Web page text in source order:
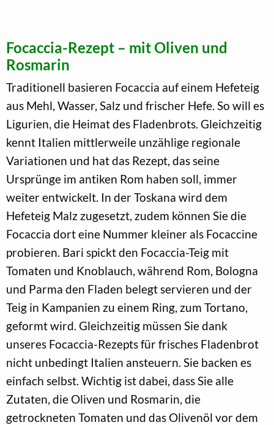
Focaccia-Rezept – mit Oliven und
Rosmarin
Traditionell basieren Focaccia auf einem Hefeteig
aus Mehl, Wasser, Salz und frischer Hefe. So will es
Ligurien, die Heimat des Fladenbrots. Gleichzeitig
kennt Italien mittlerweile unzählige regionale
Variationen und hat das Rezept, das seine
Ursprünge im antiken Rom haben soll, immer
weiter entwickelt. In der Toskana wird dem
Hefeteig Malz zugesetzt, zudem können Sie die
Focaccia dort eine Nummer kleiner als Focaccine
probieren. Bari spickt den Focaccia-Teig mit
Tomaten und Knoblauch, während Rom, Bologna
und Parma den Fladen belegt servieren und der
Teig in Kampanien zu einem Ring, zum Tortano,
geformt wird. Gleichzeitig müssen Sie dank
unseres Focaccia-Rezepts für frisches Fladenbrot
nicht unbedingt Italien ansteuern. Sie backen es
einfach selbst. Wichtig ist dabei, dass Sie alle
Zutaten, die Oliven und Rosmarin, die
getrockneten Tomaten und das Olivenöl vor dem